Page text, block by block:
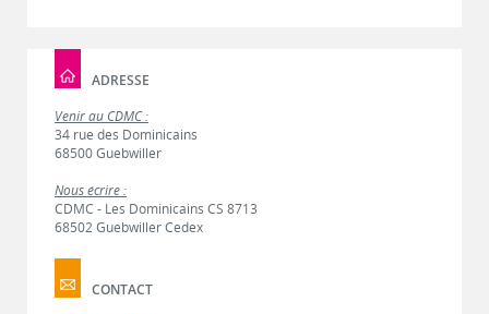
ADRESSE
Venir au CDMC :
34 rue des Dominicains
68500 Guebwiller
Nous écrire :
CDMC - Les Dominicains CS 8713
68502 Guebwiller Cedex
CONTACT